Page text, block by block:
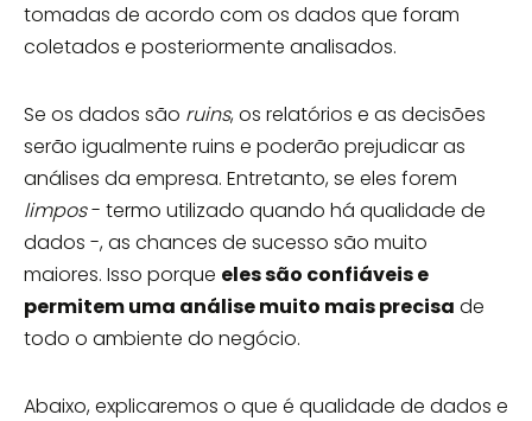
tomadas de acordo com os dados que foram
coletados e posteriormente analisados.
Se os dados são ruins, os relatórios e as decisões
serão igualmente ruins e poderão prejudicar as
análises da empresa. Entretanto, se eles forem
limpos- termo utilizado quando há qualidade de
dados -, as chances de sucesso são muito
maiores. Isso porque eles são confiáveis e
permitem uma análise muito mais precisa de
todo o ambiente do negócio.
Abaixo, explicaremos o que é qualidade de dados e